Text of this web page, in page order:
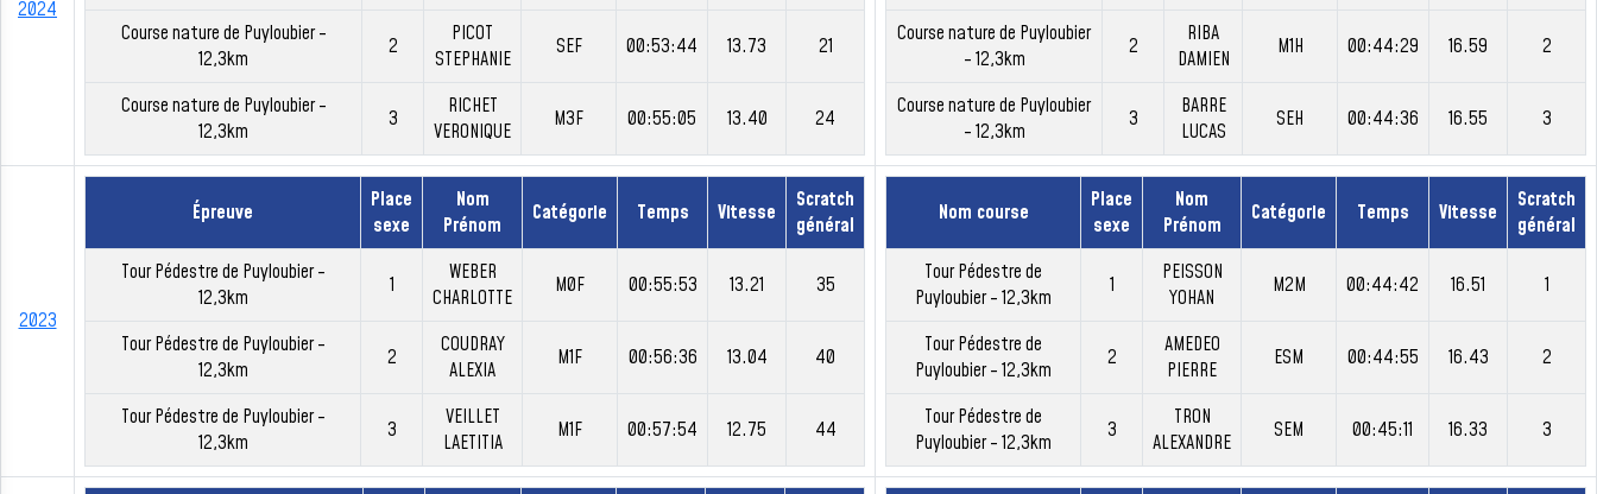
2024
Course nature de Puyloubier -
12,3km
2
PICOT
STEPHANIE
SEF 00:53:44 13.73 21
Course nature de Puyloubier -
12,3km
3
RICHET
VERONIQUE
M3F 00:55:05 13.40 24
Course nature de Puyloubier
- 12,3km
2
RIBA
DAMIEN
M1H 00:44:29 16.59 2
Course nature de Puyloubier
- 12,3km
3
BARRE
LUCAS
SEH 00:44:36 16.55 3
2023
Épreuve
Place
sexe
Nom
Prénom
Catégorie Temps Vitesse
Scratch
général
Tour Pédestre de Puyloubier -
12,3km
1
WEBER
CHARLOTTE
M0F 00:55:53 13.21 35
Tour Pédestre de Puyloubier -
12,3km
2
COUDRAY
ALEXIA
M1F 00:56:36 13.04 40
Tour Pédestre de Puyloubier -
12,3km
3
VEILLET
LAETITIA
M1F 00:57:54 12.75 44
Nom course
Place
sexe
Nom
Prénom
Catégorie Temps Vitesse
Scratch
général
Tour Pédestre de
Puyloubier - 12,3km
1
PEISSON
YOHAN
M2M 00:44:42 16.51 1
Tour Pédestre de
Puyloubier - 12,3km
2
AMEDEO
PIERRE
ESM 00:44:55 16.43 2
Tour Pédestre de
Puyloubier - 12,3km
3
TRON
ALEXANDRE
SEM 00:45:11 16.33 3